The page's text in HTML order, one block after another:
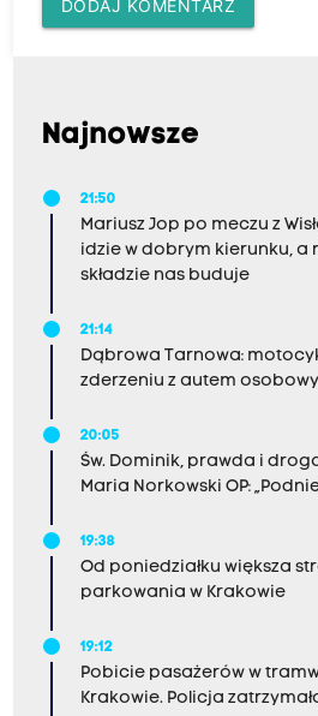
DODAJ KOMENTARZ
Najnowsze
21:50
Mariusz Jop po meczu z
idzie w dobrym kierunku, a
składzie nas buduje
21:14
Dąbrowa Tarnowa:
zderzeniu z autem
20:05
Św. Dominik, prawda i
Maria Norkowski OP:
19:38
Od poniedziałku większa
parkowania w Krakowie
19:12
Pobicie pasażerów w
Krakowie. Policja